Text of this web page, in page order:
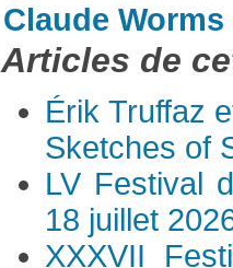
Claude Worms
Articles de
Érik Truffaz
Sketches of
LV Festival
18 juillet
XXXVII